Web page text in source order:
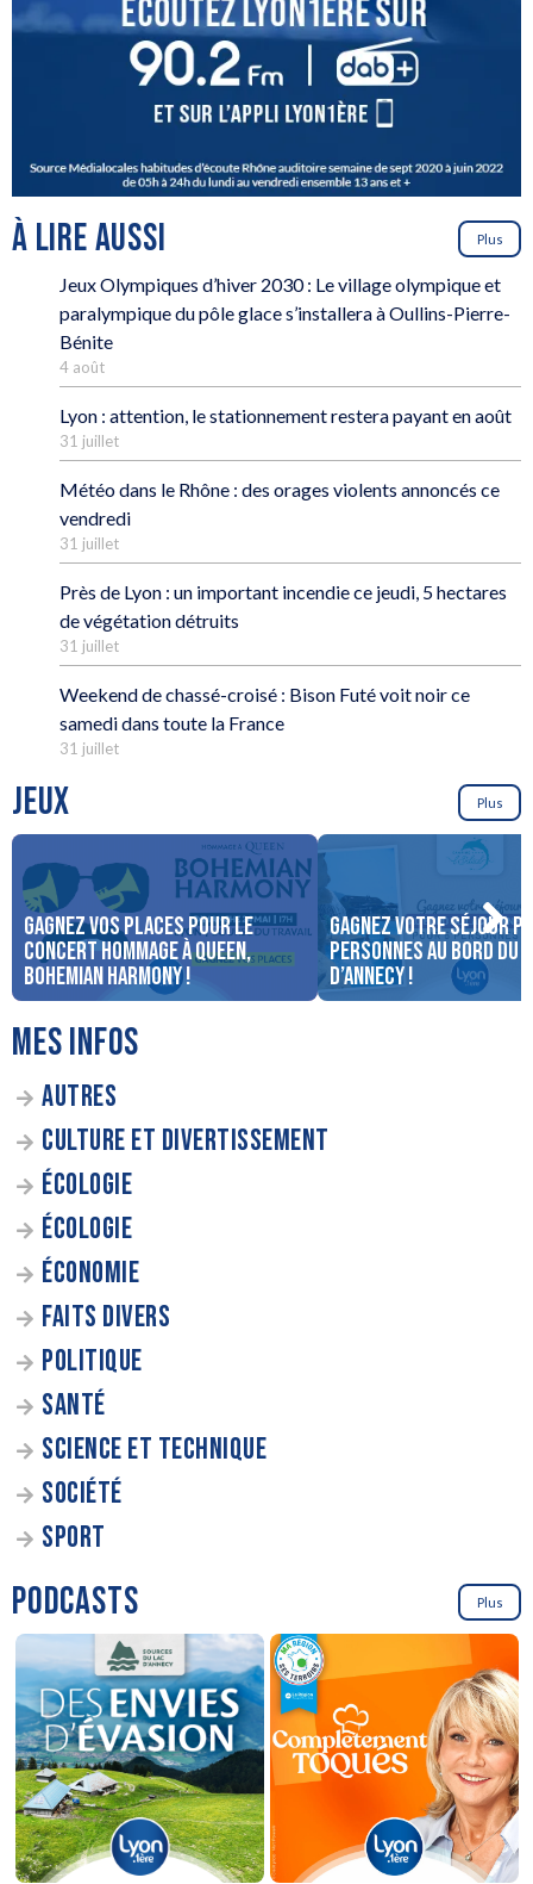
À LIRE AUSSI Plus
Jeux Olympiques d’hiver 2030 : Le village olympique et
paralympique du pôle glace s’installera à Oullins-Pierre-
Bénite
4 août
Lyon : attention, le stationnement restera payant en août
31 juillet
Météo dans le Rhône : des orages violents annoncés ce
vendredi
31 juillet
Près de Lyon : un important incendie ce jeudi, 5 hectares
de végétation détruits
31 juillet
Weekend de chassé-croisé : Bison Futé voit noir ce
samedi dans toute la France
31 juillet
JEUX Plus
Gagnez vos places pour le
concert Hommage à Queen,
Bohemian Harmony !
Gagnez votre séjour
personnes au bord du
d’Annecy !
MES INFOS
AUTRES
CULTURE ET DIVERTISSEMENT
ÉCOLOGIE
ÉCOLOGIE
ÉCONOMIE
FAITS DIVERS
POLITIQUE
SANTÉ
SCIENCE ET TECHNIQUE
SOCIÉTÉ
SPORT
PODCASTS Plus